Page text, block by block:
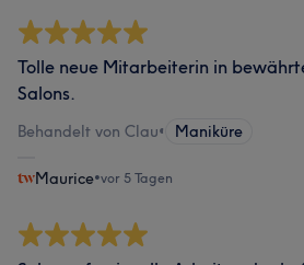
Tolle neue Mitarbeiterin in
Salons.
Behandelt von Clau• Maniküre
Maurice•vor 5 Tagen